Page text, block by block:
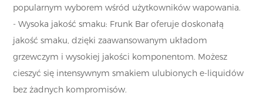
popularnym wyborem wśród użytkowników wapowania.
- Wysoka jakość smaku: Frunk Bar oferuje doskonałą
jakość smaku, dzięki zaawansowanym układom
grzewczym i wysokiej jakości komponentom. Możesz
cieszyć się intensywnym smakiem ulubionych e-liquidów
bez żadnych kompromisów.